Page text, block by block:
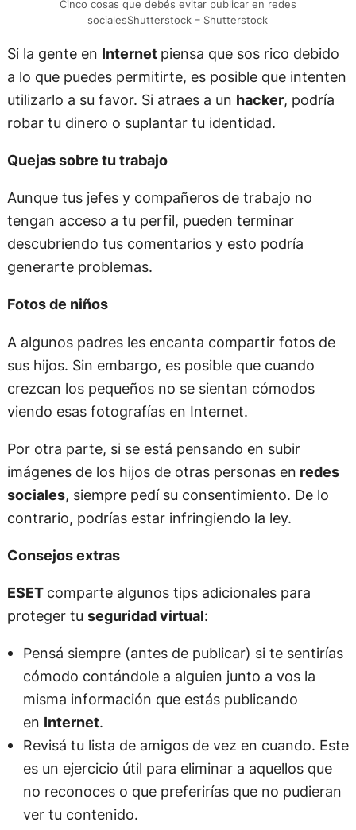
Cinco cosas que debés evitar publicar en redes
socialesShutterstock – Shutterstock
Si la gente en Internet piensa que sos rico debido
a lo que puedes permitirte, es posible que intenten
utilizarlo a su favor. Si atraes a un hacker, podría
robar tu dinero o suplantar tu identidad.
Quejas sobre tu trabajo
Aunque tus jefes y compañeros de trabajo no
tengan acceso a tu perfil, pueden terminar
descubriendo tus comentarios y esto podría
generarte problemas.
Fotos de niños
A algunos padres les encanta compartir fotos de
sus hijos. Sin embargo, es posible que cuando
crezcan los pequeños no se sientan cómodos
viendo esas fotografías en Internet.
Por otra parte, si se está pensando en subir
imágenes de los hijos de otras personas en redes
sociales, siempre pedí su consentimiento. De lo
contrario, podrías estar infringiendo la ley.
Consejos extras
ESET comparte algunos tips adicionales para
proteger tu seguridad virtual:
Pensá siempre (antes de publicar) si te sentirías
cómodo contándole a alguien junto a vos la
misma información que estás publicando
en Internet.
Revisá tu lista de amigos de vez en cuando. Este
es un ejercicio útil para eliminar a aquellos que
no reconoces o que preferirías que no pudieran
ver tu contenido.